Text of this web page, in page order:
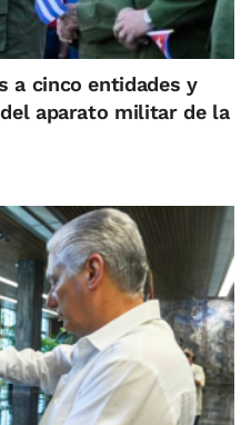
a cinco entidades y
aparato militar de la